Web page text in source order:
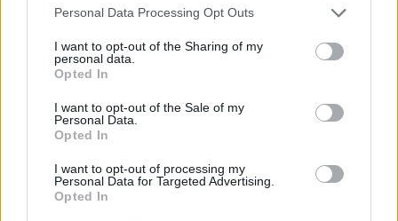
Please note that this website/app uses one or more Google
not limited to your visit or usage behaviour. You may click to
grant or deny consent to Google and its third-party tags to
use your data for below specified purposes in below Google
consent section.
Personal Data Processing Opt Outs
I want to opt-out of the Sharing of my
personal data.
Opted In
I want to opt-out of the Sale of my
Personal Data.
Opted In
I want to opt-out of processing my
Personal Data for Targeted Advertising.
Opted In
közöljük: November 21-én 19:00 órakor, az
Újpest ellen lép pályára először a MOL […]